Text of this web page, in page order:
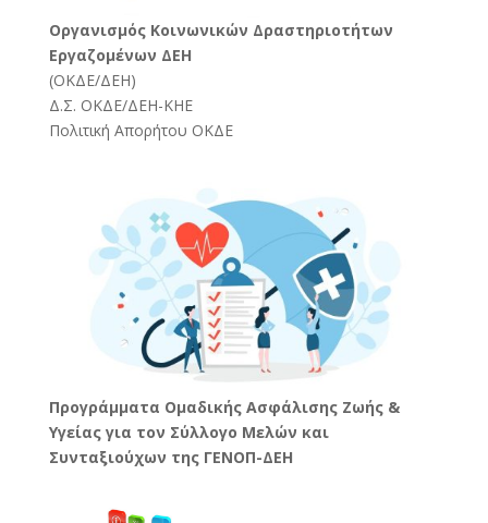
Oργανισμός Κοινωνικών Δραστηριοτήτων
Εργαζομένων ΔΕΗ
(ΟΚΔΕ/ΔΕΗ)
Δ.Σ. ΟΚΔΕ/ΔΕΗ-ΚΗΕ
Πολιτική Απορήτου ΟΚΔΕ
Προγράμματα Ομαδικής Ασφάλισης Ζωής &
Υγείας για τον Σύλλογο Μελών και
Συνταξιούχων της ΓΕΝΟΠ-ΔΕΗ